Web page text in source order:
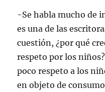
-Se habla mucho de
es una de las
cuestión, ¿por qué
respeto por los
poco respeto a los
en objeto de